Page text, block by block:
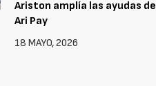
Ariston amplía las ayudas de
Ari Pay
18 MAYO, 2026